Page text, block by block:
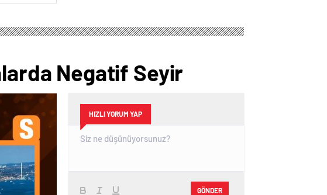
Negatif Seyir
HIZLI YORUM YAP
GÖNDER